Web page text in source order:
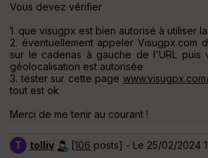
Vous devez vérifier
1. que visugpx est bien autorisé à utiliser la
2. éventuellement appeler Visugpx.com
sur le cadenas à gauche de l'URL puis
géolocalisation est autorisée
3. tester sur cette page
tout est ok
Merci de me tenir au courant !
T tolliv [106 posts] - Le 25/02/2024